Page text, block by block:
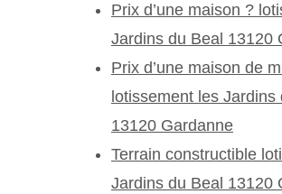
Prix d’une maison ?
Jardins du Beal 13120
Prix d’une maison de
lotissement les Jardins
13120 Gardanne
Terrain constructible
Jardins du Beal 13120